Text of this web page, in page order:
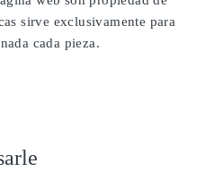
sirve exclusivamente para
cada pieza.